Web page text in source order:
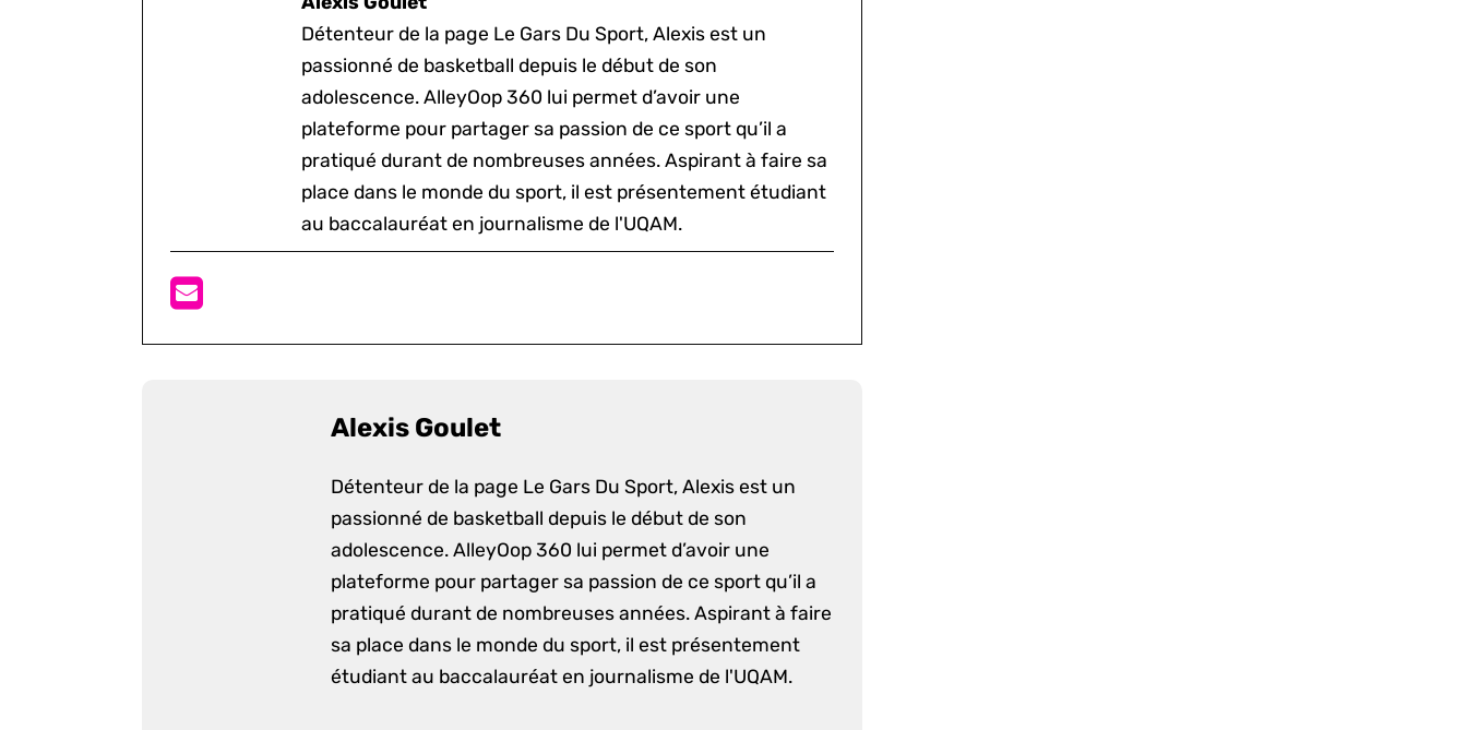
Détenteur de la page Le Gars Du Sport, Alexis est un
passionné de basketball depuis le début de son
adolescence. AlleyOop 360 lui permet d’avoir une
plateforme pour partager sa passion de ce sport qu’il a
pratiqué durant de nombreuses années. Aspirant à faire sa
place dans le monde du sport, il est présentement étudiant
au baccalauréat en journalisme de l'UQAM.
Alexis Goulet
Détenteur de la page Le Gars Du Sport, Alexis est un
passionné de basketball depuis le début de son
adolescence. AlleyOop 360 lui permet d’avoir une
plateforme pour partager sa passion de ce sport qu’il a
pratiqué durant de nombreuses années. Aspirant à faire
sa place dans le monde du sport, il est présentement
étudiant au baccalauréat en journalisme de l'UQAM.